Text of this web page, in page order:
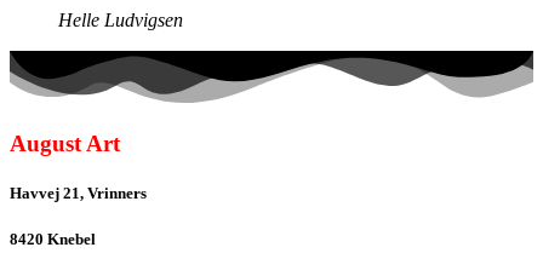
Helle Ludvigsen
August Art
Havvej 21, Vrinners
8420 Knebel